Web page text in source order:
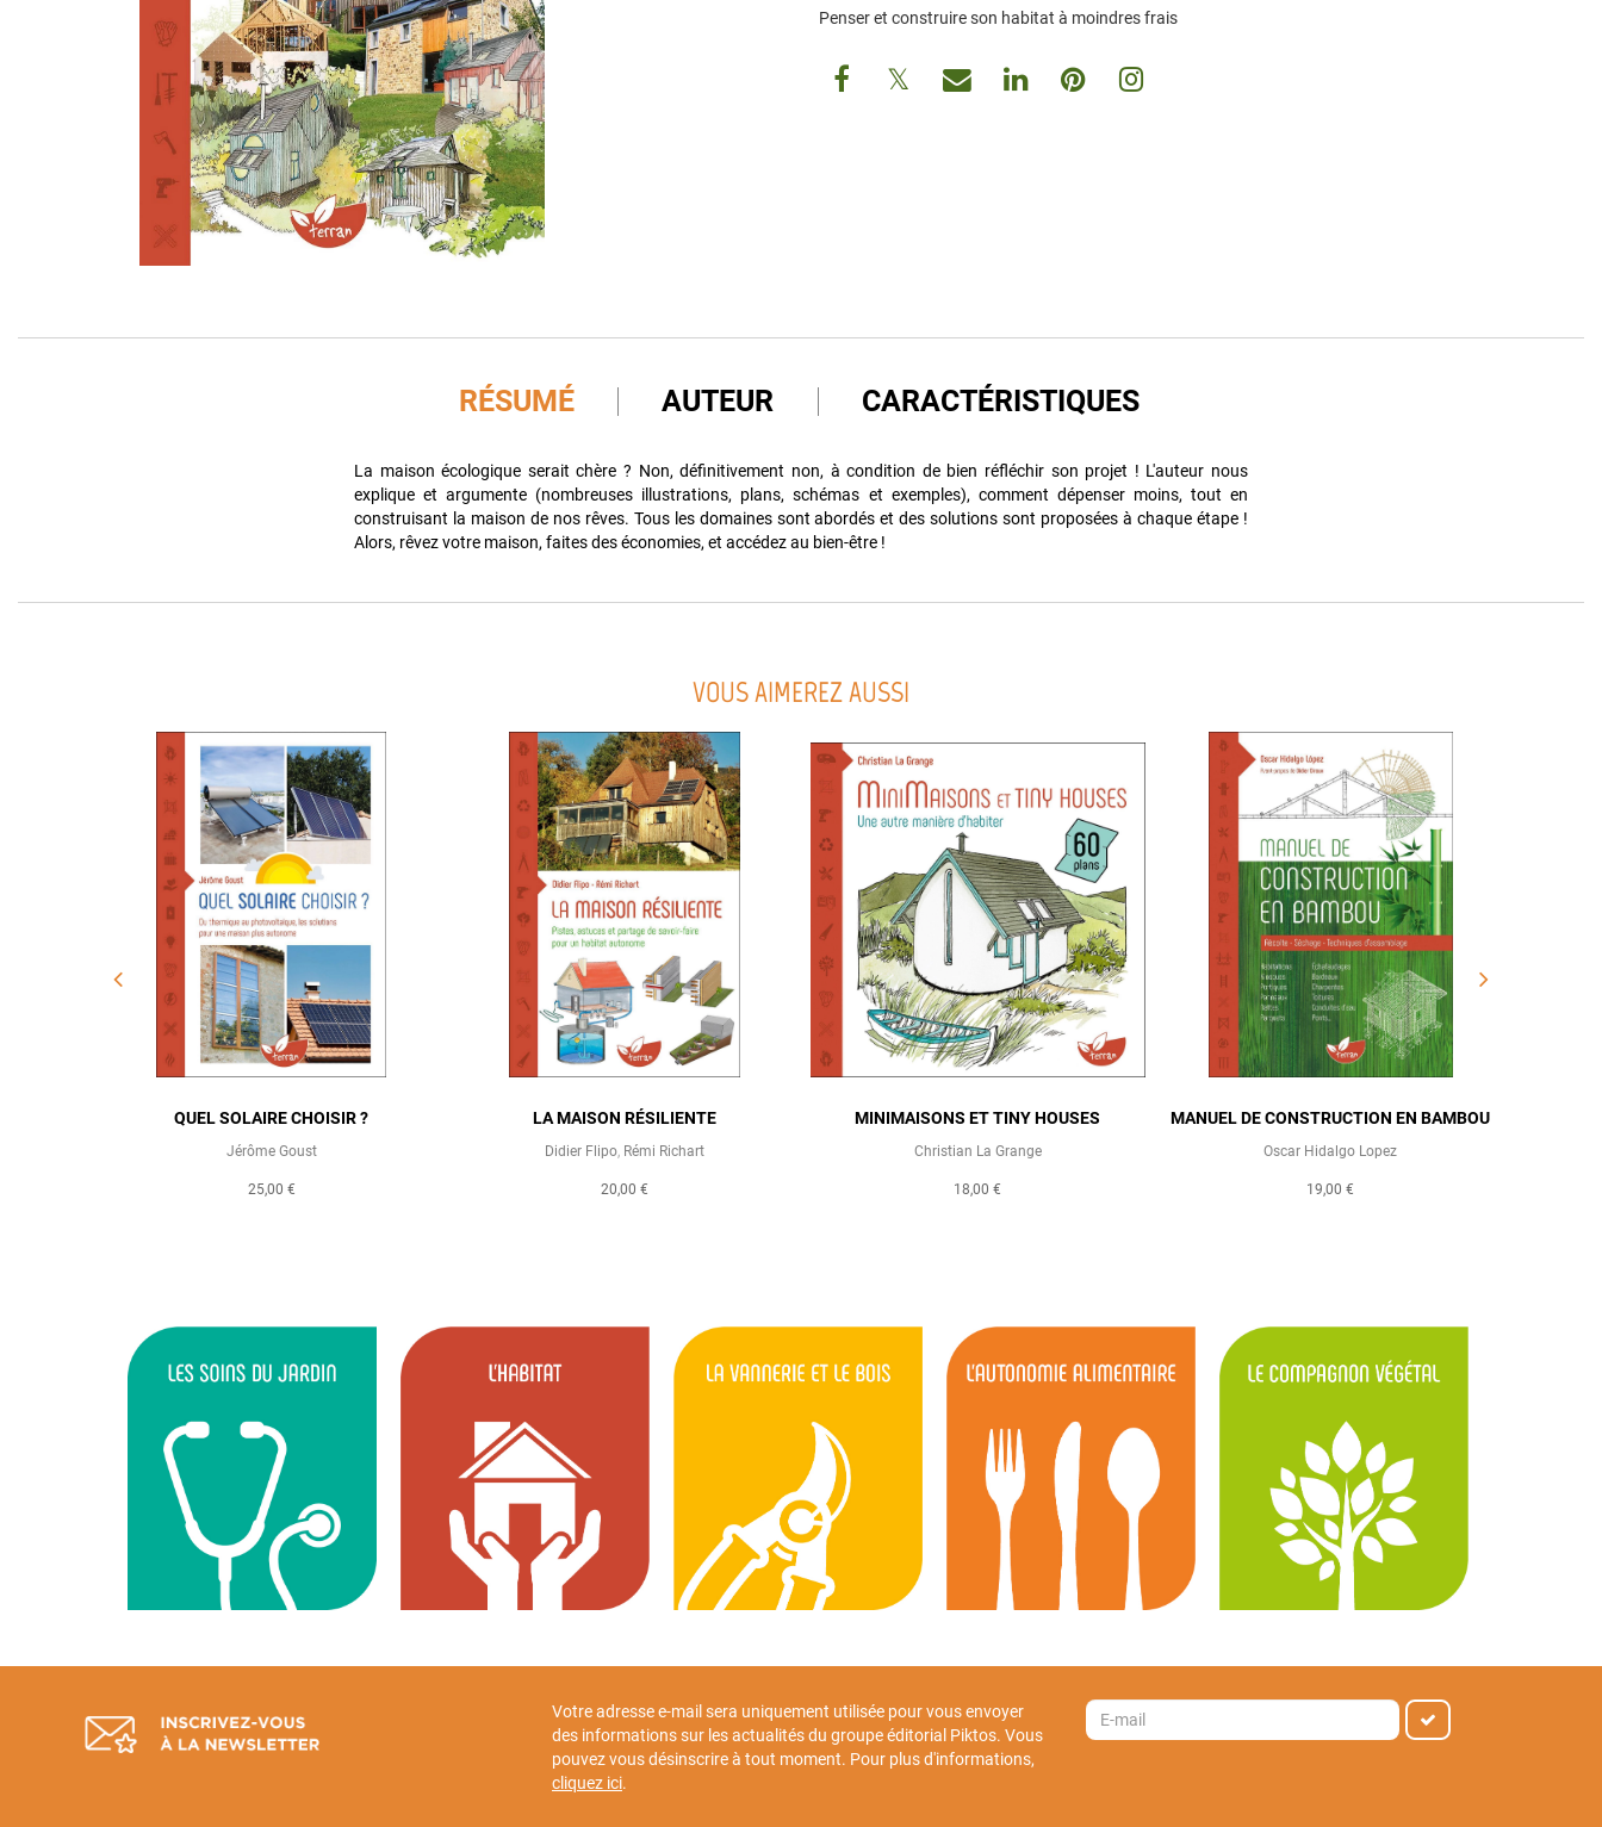
Penser et construire son habitat à moindres frais
RÉSUMÉ AUTEUR CARACTÉRISTIQUES
La maison écologique serait chère ? Non, définitivement non, à condition de bien réfléchir son projet ! L'auteur nous
explique et argumente (nombreuses illustrations, plans, schémas et exemples), comment dépenser moins, tout en
construisant la maison de nos rêves. Tous les domaines sont abordés et des solutions sont proposées à chaque étape !
Alors, rêvez votre maison, faites des économies, et accédez au bien-être !
VOUS AIMEREZ AUSSI
QUEL SOLAIRE CHOISIR ?
Jérôme Goust
25,00 €
LA MAISON RÉSILIENTE
Didier Flipo, Rémi Richart
20,00 €
MINIMAISONS ET TINY HOUSES
Christian La Grange
18,00 €
MANUEL DE CONSTRUCTION EN BAMBOU
Oscar Hidalgo Lopez
19,00 €
Votre adresse e-mail sera uniquement utilisée pour vous envoyer
des informations sur les actualités du groupe éditorial Piktos. Vous
pouvez vous désinscrire à tout moment. Pour plus d'informations,
cliquez ici.